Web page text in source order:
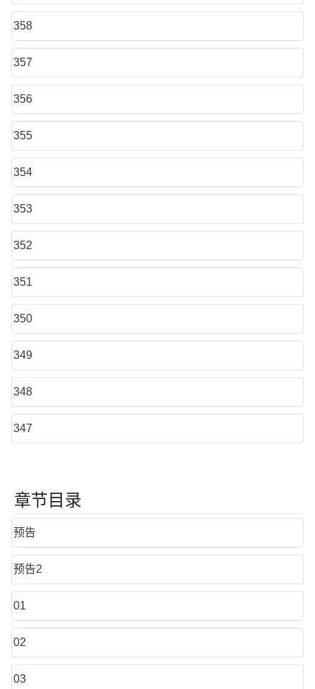
358
357
356
355
354
353
352
351
350
349
348
347
章节目录
预告
预告2
01
02
03